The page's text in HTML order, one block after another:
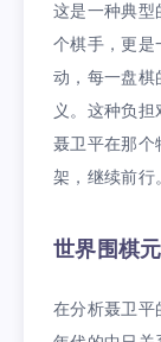
这是一种典型
个棋手，更是
动，每一盘棋
义。这种负
聂卫平在那个
架，继续前行。
世界围棋
在分析聂卫平